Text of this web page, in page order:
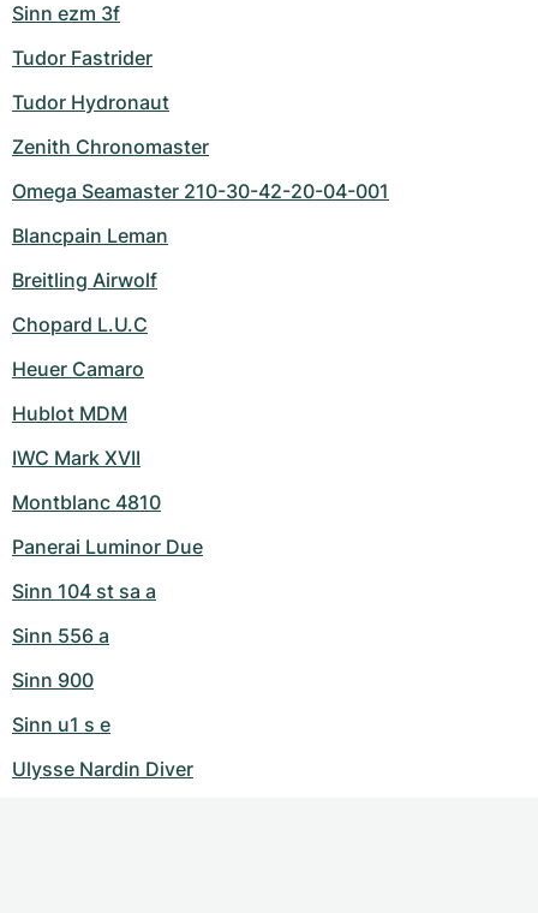
Sinn ezm 3f
Tudor Fastrider
Tudor Hydronaut
Zenith Chronomaster
Omega Seamaster 210-30-42-20-04-001
Blancpain Leman
Breitling Airwolf
Chopard L.U.C
Heuer Camaro
Hublot MDM
IWC Mark XVII
Montblanc 4810
Panerai Luminor Due
Sinn 104 st sa a
Sinn 556 a
Sinn 900
Sinn u1 s e
Ulysse Nardin Diver